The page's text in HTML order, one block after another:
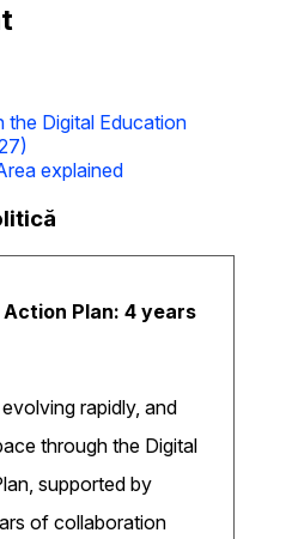
the Digital Education
explained
Plan: 4 years
rapidly, and
through the Digital
supported by
of collaboration